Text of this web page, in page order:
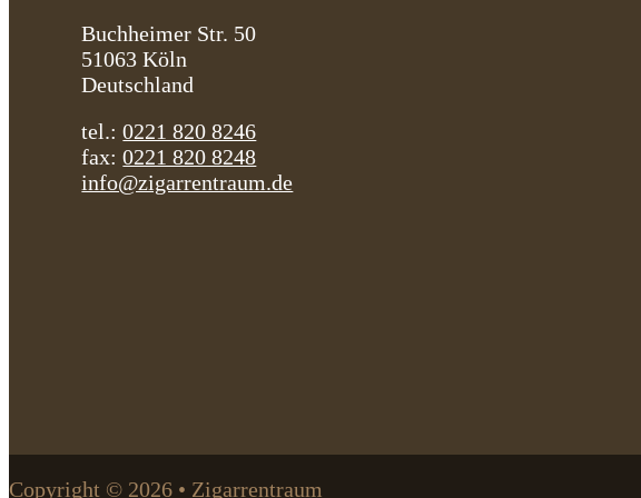
Buchheimer Str. 50
51063 Köln
Deutschland
tel.:0221 820 8246
fax:0221 820 8248
info@zigarrentraum.de
Copyright © 2026 • Zigarrentraum